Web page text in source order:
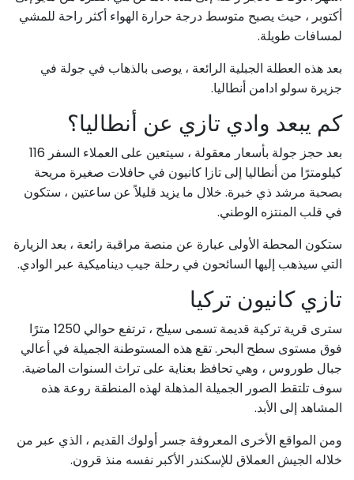
أكتوبر ، حيث يصبح متوسط ​​درجة حرارة الهواء أكثر راحة للمشي
لمسافات طويلة.
بعد هذه العطلة الجبلية الرائعة ، يوصى بالذهاب في جولة في
جزيرة سولو ادامن أنطاليا.
كم يبعد وادي تازي عن أنطاليا؟
بعد حجز جولة بأسعار معقولة ، سيتعين على العملاء السفر 116
كيلومترًا من أنطاليا إلى تازا كانيون في حافلات صغيرة مريحة
بصحبة مرشد ذي خبرة. خلال ما يزيد قليلاً عن ساعتين ، ستكون
في قلب المنتزه الوطني.
ستكون المحطة الأولى عبارة عن منصة مراقبة رائعة ، بعد الزيارة
التي سيذهب إليها السائحون في رحلة جيب ديناميكية عبر الوادي.
تازي كانيون تركيا
سترى قرية تركية قديمة تسمى سيلج ، ترتفع حوالي 1250 مترًا
فوق مستوى سطح البحر. تقع هذه المستوطنة الجميلة في أعالي
جبال طوروس ، وهي تحافظ بعناية على تراث السنوات الماضية.
سوف تلتقط الصور الجميلة المذهلة لهذه المنطقة روعة هذه
المشاهد إلى الأبد.
ومن المواقع الأخرى المعروفة جسر أولوك القديم ، الذي عبر من
خلاله الجيش العملاق للإسكندر الأكبر نفسه منذ قرون.